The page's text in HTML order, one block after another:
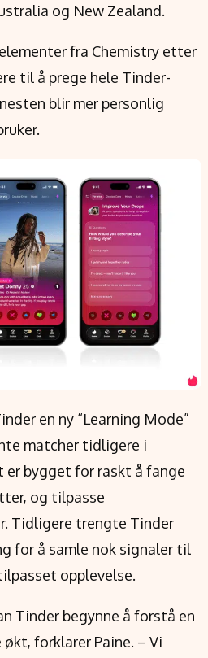
og New Zealand.
fra Chemistry etter
til å prege hele Tinder-
blir mer personlig
en ny “Learning Mode”
matcher tidligere i
er bygget for raskt å fange
og tilpasse
Tidligere trengte Tinder
for å samle nok signaler til
opplevelse.
Tinder begynne å forstå en
forklarer Paine. – Vi